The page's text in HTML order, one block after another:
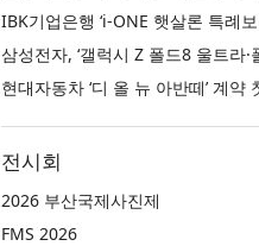
IBK기업은행 ‘i-ONE 햇살론 특례보
전시회
2026 부산국제사진제
FMS 2026